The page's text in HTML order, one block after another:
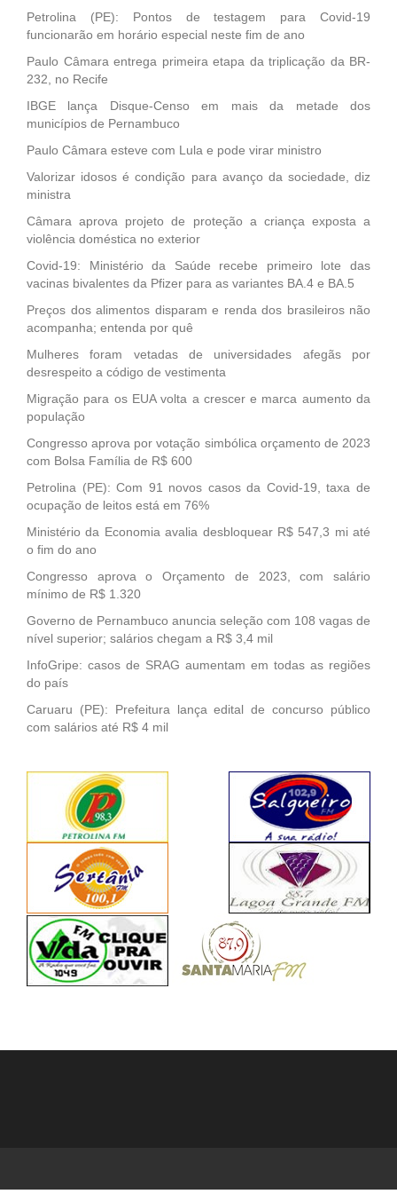
Petrolina (PE): Pontos de testagem para Covid-19
funcionarão em horário especial neste fim de ano
Paulo Câmara entrega primeira etapa da triplicação da BR-
232, no Recife
IBGE lança Disque-Censo em mais da metade dos
municípios de Pernambuco
Paulo Câmara esteve com Lula e pode virar ministro
Valorizar idosos é condição para avanço da sociedade, diz
ministra
Câmara aprova projeto de proteção a criança exposta a
violência doméstica no exterior
Covid-19: Ministério da Saúde recebe primeiro lote das
vacinas bivalentes da Pfizer para as variantes BA.4 e BA.5
Preços dos alimentos disparam e renda dos brasileiros não
acompanha; entenda por quê
Mulheres foram vetadas de universidades afegãs por
desrespeito a código de vestimenta
Migração para os EUA volta a crescer e marca aumento da
população
Congresso aprova por votação simbólica orçamento de 2023
com Bolsa Família de R$ 600
Petrolina (PE): Com 91 novos casos da Covid-19, taxa de
ocupação de leitos está em 76%
Ministério da Economia avalia desbloquear R$ 547,3 mi até
o fim do ano
Congresso aprova o Orçamento de 2023, com salário
mínimo de R$ 1.320
Governo de Pernambuco anuncia seleção com 108 vagas de
nível superior; salários chegam a R$ 3,4 mil
InfoGripe: casos de SRAG aumentam em todas as regiões
do país
Caruaru (PE): Prefeitura lança edital de concurso público
com salários até R$ 4 mil